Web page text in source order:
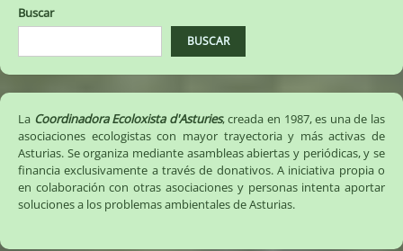
Buscar
BUSCAR
La Coordinadora Ecoloxista d'Asturies, creada en 1987, es una de las
asociaciones ecologistas con mayor trayectoria y más activas de
Asturias. Se organiza mediante asambleas abiertas y periódicas, y se
financia exclusivamente a través de donativos. A iniciativa propia o
en colaboración con otras asociaciones y personas intenta aportar
soluciones a los problemas ambientales de Asturias.